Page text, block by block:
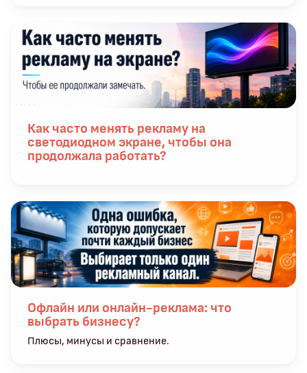
Как часто менять рекламу на
светодиодном экране, чтобы она
продолжала работать?
Офлайн или онлайн-реклама: что
выбрать бизнесу?
Плюсы, минусы и сравнение.